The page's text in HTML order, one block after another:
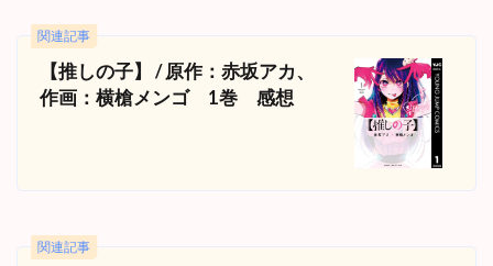
関連記事
【推しの子】 / 原作：赤坂アカ、
作画：横槍メンゴ 1巻 感想
関連記事